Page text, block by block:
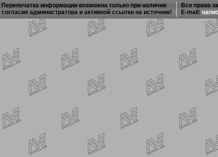
Перепечатка информации возможна только при наличии
согласия администратора и активной ссылки на источник!
Все права
E-mail: